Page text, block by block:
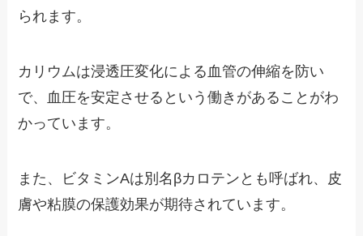
られます。
カリウムは浸透圧変化による血管の伸縮を防い
で、血圧を安定させるという働きがあることがわ
かっています。
また、ビタミンAは別名βカロテンとも呼ばれ、皮
膚や粘膜の保護効果が期待されています。